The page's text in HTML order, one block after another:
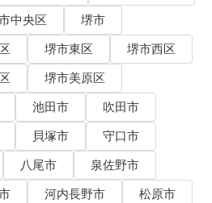
中央区
堺市
堺市東区
堺市西区
堺市美原区
池田市
吹田市
貝塚市
守口市
八尾市
泉佐野市
河内長野市
松原市